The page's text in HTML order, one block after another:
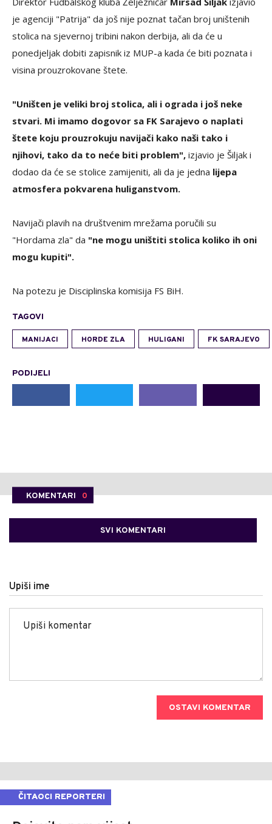
je agenciji "Patrija" da još nije poznat tačan broj uništenih
stolica na sjevernoj tribini nakon derbija, ali da će u
ponedjeljak dobiti zapisnik iz MUP-a kada će biti poznata i
visina prouzrokovane štete.
"Uništen je veliki broj stolica, ali i ograda i još neke
stvari. Mi imamo dogovor sa FK Sarajevo o naplati
štete koju prouzrokuju navijači kako naši tako i
njihovi, tako da to neće biti problem", izjavio je Šiljak i
dodao da će se stolice zamijeniti, ali da je jedna lijepa
atmosfera pokvarena huliganstvom.
Navijači plavih na društvenim mrežama poručili su
"Hordama zla" da "ne mogu uništiti stolica koliko ih oni
mogu kupiti".
Na potezu je Disciplinska komisija FS BiH.
TAGOVI
MANIJACI HORDE ZLA HULIGANI FK SARAJEVO
PODIJELI
KOMENTARI 0
SVI KOMENTARI
Upiši ime
OSTAVI KOMENTAR
ČITAOCI REPORTERI